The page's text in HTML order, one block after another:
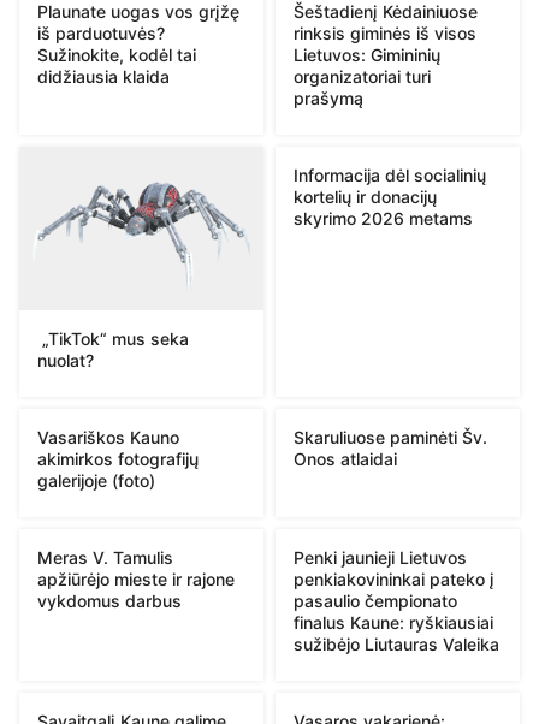
Plaunate uogas vos grįžę
iš parduotuvės?
Sužinokite, kodėl tai
didžiausia klaida
Šeštadienį Kėdainiuose
rinksis giminės iš visos
Lietuvos: Gimininių
organizatoriai turi
prašymą
„TikTok“ mus seka
nuolat?
Informacija dėl socialinių
kortelių ir donacijų
skyrimo 2026 metams
Vasariškos Kauno
akimirkos fotografijų
galerijoje (foto)
Skaruliuose paminėti Šv.
Onos atlaidai
Meras V. Tamulis
apžiūrėjo mieste ir rajone
vykdomus darbus
Penki jaunieji Lietuvos
penkiakovininkai pateko į
pasaulio čempionato
finalus Kaune: ryškiausiai
sužibėjo Liutauras Valeika